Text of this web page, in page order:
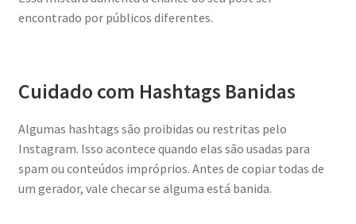
encontrado por públicos diferentes.
Cuidado com Hashtags Banidas
Algumas hashtags são proibidas ou restritas pelo
Instagram. Isso acontece quando elas são usadas para
spam ou conteúdos impróprios. Antes de copiar todas de
um gerador, vale checar se alguma está banida.